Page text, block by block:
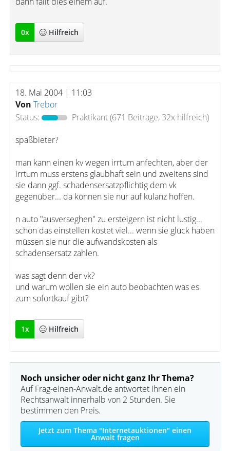
0x Hilfreich
18. Mai 2004 | 11:03
Von Trebor
Status:
Praktikant(671 Beiträge, 32x hilfreich)
spaßbieter?
man kann einen kv wegen irrtum anfechten, aber der
irrtum muss erstens glaubhaft sein und zweitens sind
sie dann ggf. schadensersatzpflichtig dem vk
gegenüber... da können sie nur auf kulanz hoffen.
n auto "ausverseghen" zu ersteigern ist nicht lustig...
schon das einstellen kostet viel... wenn sie glück haben
müssen sie nur die aufwandskosten als
schadensersatz zahlen.
was sagt denn der vk?
und warum wollen sie ein auto beobachten was es
zum sofortkauf gibt?
1x Hilfreich
Noch unsicher oder nicht ganz Ihr Thema?
Auf Frag-einen-Anwalt.de antwortet Ihnen ein
Rechtsanwalt innerhalb von 2 Stunden. Sie
bestimmen den Preis.
Jetzt zum Thema "Internetauktionen" einen
Anwalt fragen